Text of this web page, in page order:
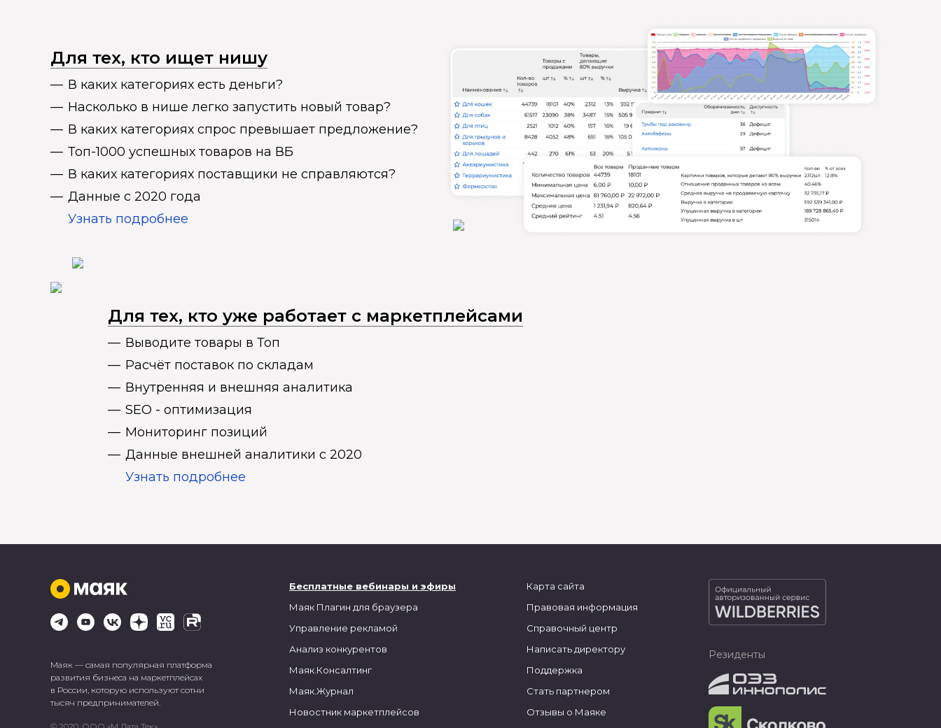
Для тех, кто ищет нишу
В каких категориях есть деньги?
Насколько в нише легко запустить новый товар?
В каких категориях спрос превышает предложение?
Топ-1000 успешных товаров на ВБ
В каких категориях поставщики не справляются?
Данные с 2020 года
Узнать подробнее
Для тех, кто уже работает с маркетплейсами
Выводите товары в Топ
Расчёт поставок по складам
Внутренняя и внешняя аналитика
SEO - оптимизация
Мониторинг позиций
Данные внешней аналитики с 2020
Узнать подробнее
Маяк — самая популярная платформа
развития бизнеса на маркетплейсах
в России, которую используют сотни
тысяч предпринимателей.
Бесплатные вебинары и эфиры
Маяк Плагин для браузера
Управление рекламой
Анализ конкурентов
Маяк.Консалтинг
Маяк.Журнал
Новостник маркетплейсов
Карта сайта
Правовая информация
Справочный центр
Написать директору
Поддержка
Стать партнером
Отзывы о Маяке
Резиденты